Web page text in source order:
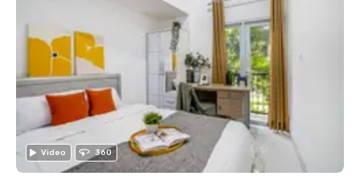
Video 360